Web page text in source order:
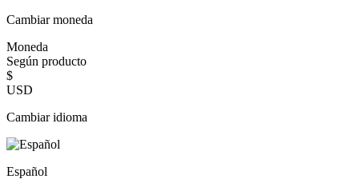
Cambiar moneda
Moneda
Según producto
$
USD
Cambiar idioma
Español